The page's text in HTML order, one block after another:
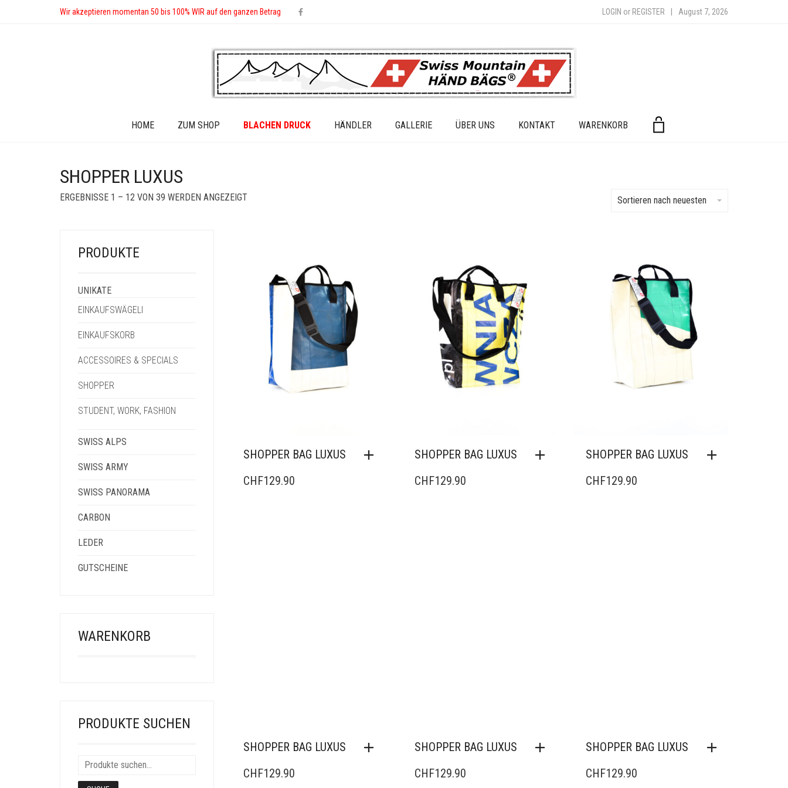
Wir akzeptieren momentan 50 bis 100% WIR auf den ganzen Betrag LOGIN or REGISTER August 7, 2026
HOME ZUM SHOP BLACHEN DRUCK HÄNDLER GALLERIE ÜBER UNS KONTAKT WARENKORB
SHOPPER LUXUS
ERGEBNISSE 1 – 12 VON 39 WERDEN ANGEZEIGT Sortieren nach neuesten
SHOPPER BAG LUXUS
CHF129.90
SHOPPER BAG LUXUS
CHF129.90
SHOPPER BAG LUXUS
CHF129.90
SHOPPER BAG LUXUS
CHF129.90
SHOPPER BAG LUXUS
CHF129.90
SHOPPER BAG LUXUS
CHF129.90
PRODUKTE
UNIKATE
EINKAUFSWÄGELI
EINKAUFSKORB
ACCESSOIRES & SPECIALS
SHOPPER
STUDENT, WORK, FASHION
SWISS ALPS
SWISS ARMY
SWISS PANORAMA
CARBON
LEDER
GUTSCHEINE
WARENKORB
PRODUKTE SUCHEN